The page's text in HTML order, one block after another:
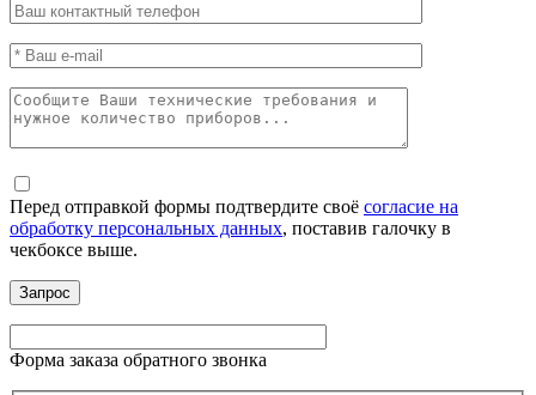
Перед отправкой формы подтвердите своё согласие на
обработку персональных данных, поставив галочку в
чекбоксе выше.
Форма заказа обратного звонка